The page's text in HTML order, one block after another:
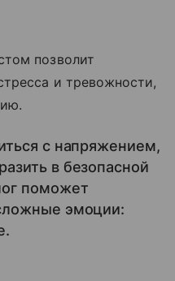
позволит
и тревожности,
с напряжением,
в безопасной
поможет
эмоции: